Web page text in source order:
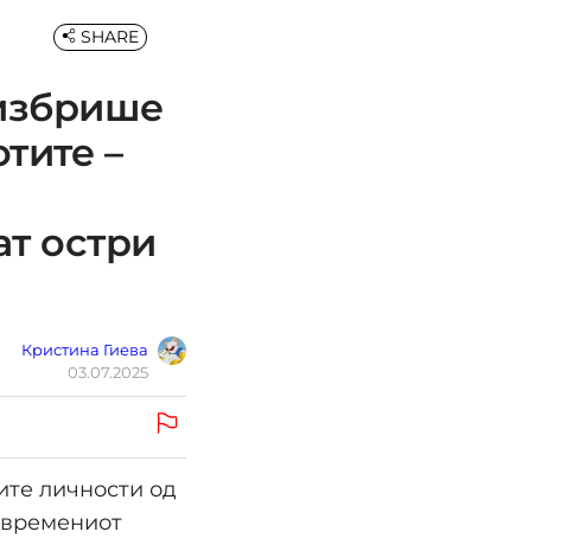
–
остри
Кристина Гиева
03.07.2025
SHARE
личности од